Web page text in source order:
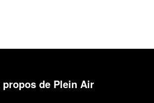
propos de Plein Air